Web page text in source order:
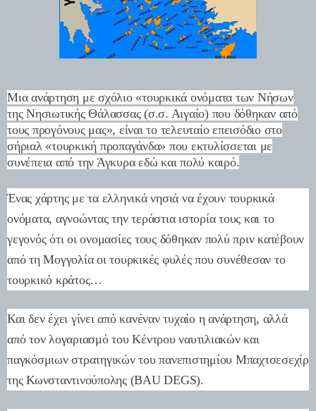
Μια ανάρτηση με σχόλιο «τουρκικά ονόματα των Νήσων
της Νησιωτικής Θάλασσας (σ.σ. Αιγαίο) που δόθηκαν από
τους προγόνους μας», είναι το τελευταίο επεισόδιο στο
σήριαλ «τουρκική προπαγάνδα» που εκτυλίσσεται με
συνέπεια από την Άγκυρα εδώ και πολύ καιρό.
Ένας χάρτης με τα ελληνικά νησιά να έχουν τουρκικά
ονόματα, αγνοώντας την τεράστια ιστορία τους και το
γεγονός ότι οι ονομασίες τους δόθηκαν πολύ πριν κατέβουν
από τη Μογγολία οι τουρκικές φυλές που συνέθεσαν το
τουρκικό κράτος…
Και δεν έχει γίνει από κανέναν τυχαίο η ανάρτηση, αλλά
από τον λογαριασμό του Κέντρου ναυτιλιακών και
παγκόσμιων στρατηγικών του πανεπιστημίου Μπαχτσεσεχίρ
της Κωνσταντινούπολης (BAU DEGS).